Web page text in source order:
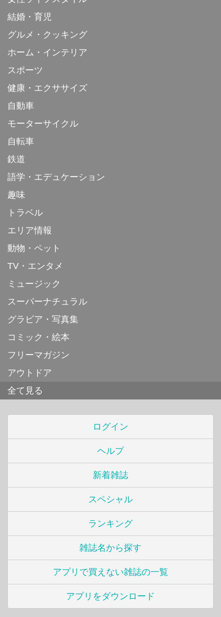
結婚・育児
グルメ・クッキング
ホーム・インテリア
スポーツ
健康・エクササイズ
自動車
モーターサイクル
自転車
鉄道
語学・エデュケーション
趣味
トラベル
エリア情報
動物・ペット
TV・エンタメ
ミュージック
スーパーナチュラル
グラビア・写真集
コミック・絵本
フリーマガジン
アウトドア
全て見る
ログイン
ヘルプ
新着雑誌
スペシャル
ランキング
雑誌名から探す
アプリで買えない雑誌の一覧
アプリをダウンロード